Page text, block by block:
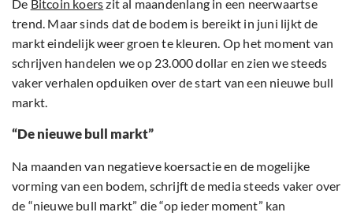
De Bitcoin koerszit al maandenlang in een neerwaartse
trend. Maar sinds dat de bodem is bereikt in juni lijkt de
markt eindelijk weer groen te kleuren. Op het moment van
schrijven handelen we op 23.000 dollar en zien we steeds
vaker verhalen opduiken over de start van een nieuwe bull
markt.
“De nieuwe bull markt”
Na maanden van negatieve koersactie en de mogelijke
vorming van een bodem, schrijft de media steeds vaker over
de “nieuwe bull markt” die “op ieder moment” kan